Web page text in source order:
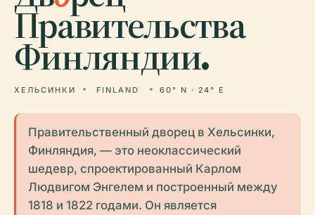
Правительства
Финляндии.
ХЕЛЬСИНКИ FINLAND 60° N · 24° E
Правительственный дворец в Хельсинки,
Финляндия, — это неоклассический
шедевр, спроектированный Карлом
Людвигом Энгелем и построенный между
1818 и 1822 годами. Он является